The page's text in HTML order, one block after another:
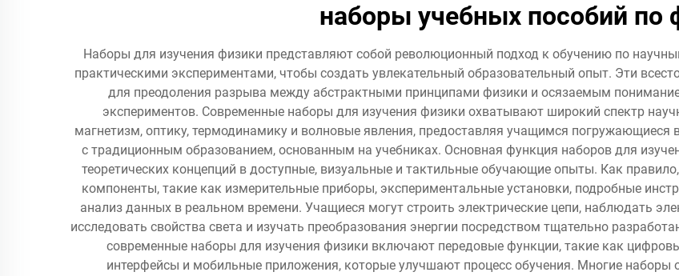
наборы учебных пособий по
Наборы для изучения физики представляют собой революционный подход к обучению по
практическими экспериментами, чтобы создать увлекательный образовательный опыт. Эти
для преодоления разрыва между абстрактными принципами физики и осязаемым
экспериментов. Современные наборы для изучения физики охватывают широкий спектр
магнетизм, оптику, термодинамику и волновые явления, предоставляя учащимся
с традиционным образованием, основанным на учебниках. Основная функция наборов для
теоретических концепций в доступные, визуальные и тактильные обучающие опыты. Как
компоненты, такие как измерительные приборы, экспериментальные установки, подробные
анализ данных в реальном времени. Учащиеся могут строить электрические цепи, наблюдать
исследовать свойства света и изучать преобразования энергии посредством тщательно
современные наборы для изучения физики включают передовые функции, такие как
интерфейсы и мобильные приложения, которые улучшают процесс обучения. Многие